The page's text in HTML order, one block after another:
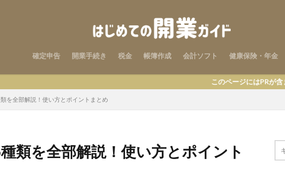
確定申告 開業手続き 税金 帳簿作成 会計ソフト 健康保険・年金
このページにはPRが含まれます
を全部解説！使い方とポイントまとめ
類を全部解説！使い方とポイント